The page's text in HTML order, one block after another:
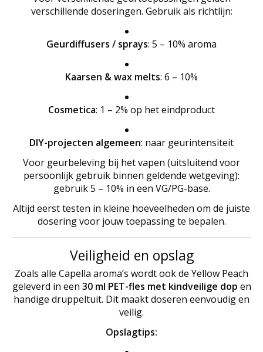
verschillende doseringen. Gebruik als richtlijn:
Geurdiffusers / sprays: 5 – 10% aroma
Kaarsen & wax melts: 6 – 10%
Cosmetica: 1 – 2% op het eindproduct
DIY-projecten algemeen: naar geurintensiteit
Voor geurbeleving bij het vapen (uitsluitend voor
persoonlijk gebruik binnen geldende wetgeving):
gebruik 5 – 10% in een VG/PG-base.
Altijd eerst testen in kleine hoeveelheden om de juiste
dosering voor jouw toepassing te bepalen.
Veiligheid en opslag
Zoals alle Capella aroma’s wordt ook de Yellow Peach
geleverd in een 30 ml PET-fles met kindveilige dop en
handige druppeltuit. Dit maakt doseren eenvoudig en
veilig.
Opslagtips: